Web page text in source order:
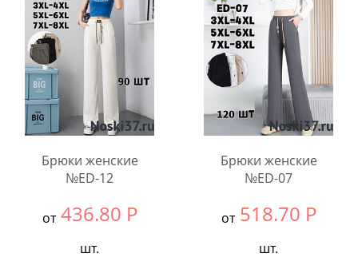
Количество: Количество:
Брюки женские
№ED-12
от 436.80 Р
шт.
Брюки женские
№ED-07
от 518.70 Р
шт.